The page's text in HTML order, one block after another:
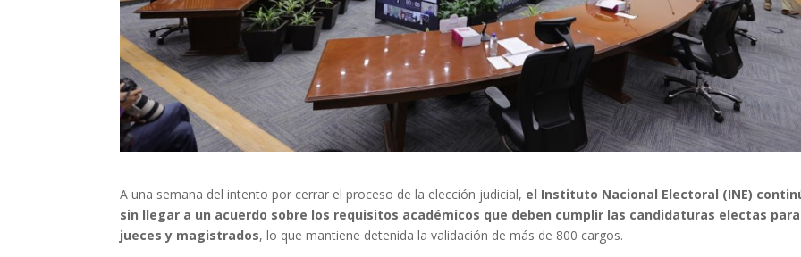
A una semana del intento por cerrar el proceso de la elección judicial, el Instituto Nacional Electoral (INE)
sin llegar a un acuerdo sobre los requisitos académicos que deben cumplir las candidaturas electas para
jueces y magistrados, lo que mantiene detenida la validación de más de 800 cargos.